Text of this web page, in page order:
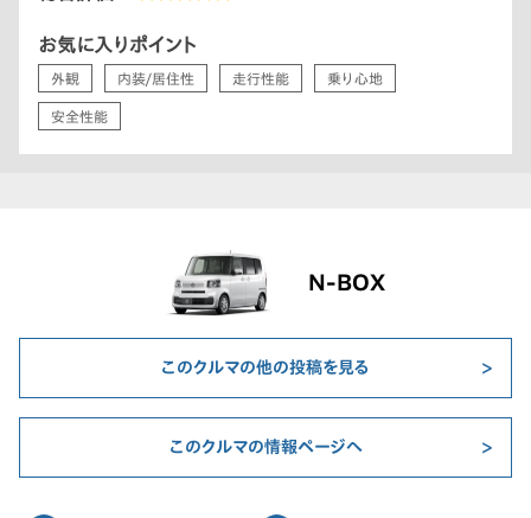
お気に入りポイント
外観 内装/居住性 走行性能 乗り心地
安全性能
N-BOX
このクルマの他の投稿を見る
このクルマの情報ページへ